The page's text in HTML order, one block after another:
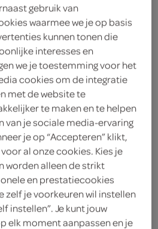
zijn niet zichtbaar bij de
wél automatisch
gebruik van
waarmee we je op basis
kunnen tonen die
interesses en
we je toestemming voor het
cookies om de integratie
met de website te
te maken en te helpen
van je sociale media-ervaring
je op “Accepteren” klikt,
al onze cookies. Kies je
worden alleen de strikt
en prestatiecookies
zelf je voorkeuren wil instellen
instellen”. Je kunt jouw
elk moment aanpassen en je